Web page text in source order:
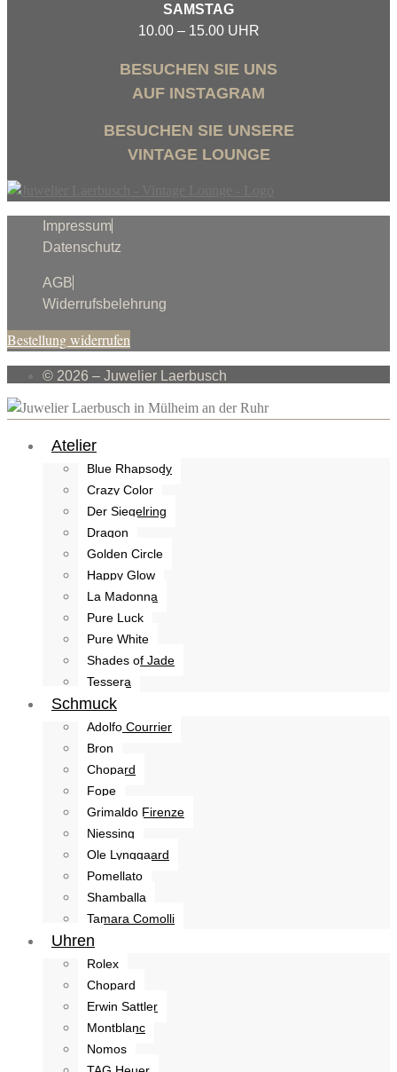
SAMSTAG
10.00 – 15.00 UHR
BESUCHEN SIE UNS
AUF INSTAGRAM
BESUCHEN SIE UNSERE
VINTAGE LOUNGE
Impressum
Datenschutz
AGB
Widerrufsbelehrung
Bestellung widerrufen
© 2026 – Juwelier Laerbusch
Atelier
Blue Rhapsody
Crazy Color
Der Siegelring
Dragon
Golden Circle
Happy Glow
La Madonna
Pure Luck
Pure White
Shades of Jade
Tessera
Schmuck
Adolfo Courrier
Bron
Chopard
Fope
Grimaldo Firenze
Niessing
Ole Lynggaard
Pomellato
Shamballa
Tamara Comolli
Uhren
Rolex
Chopard
Erwin Sattler
Montblanc
Nomos